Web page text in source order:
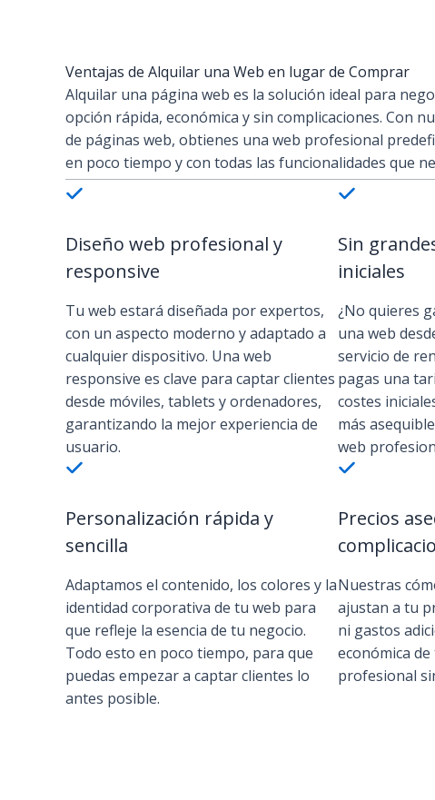
Ventajas de Alquilar una Web en lugar de Comprar
Alquilar una página web es la solución ideal para
opción rápida, económica y sin complicaciones. Con
de páginas web, obtienes una web profesional
en poco tiempo y con todas las funcionalidades que
Diseño web profesional y
responsive
Tu web estará diseñada por expertos,
con un aspecto moderno y adaptado a
cualquier dispositivo. Una web
responsive es clave para captar clientes
desde móviles, tablets y ordenadores,
garantizando la mejor experiencia de
usuario.
Sin
iniciales
¿No quieres
una web
servicio de
pagas una
costes
más
web
Personalización rápida y
sencilla
Adaptamos el contenido, los colores y la
identidad corporativa de tu web para
que refleje la esencia de tu negocio.
Todo esto en poco tiempo, para que
puedas empezar a captar clientes lo
antes posible.
Precios
Nuestras
ajustan a tu
ni gastos
económica
profesional